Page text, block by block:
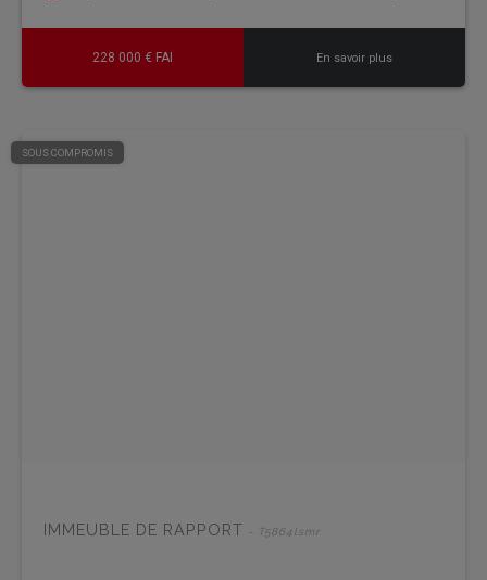
228 000 € FAI En savoir plus
SOUS COMPROMIS
IMMEUBLE DE RAPPORT - T5864lsmr